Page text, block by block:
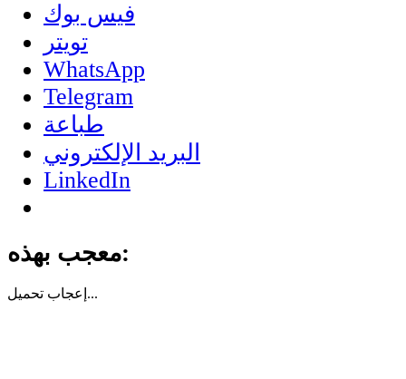
فيس بوك
تويتر
WhatsApp
Telegram
طباعة
البريد الإلكتروني
LinkedIn
معجب بهذه:
إعجاب تحميل...